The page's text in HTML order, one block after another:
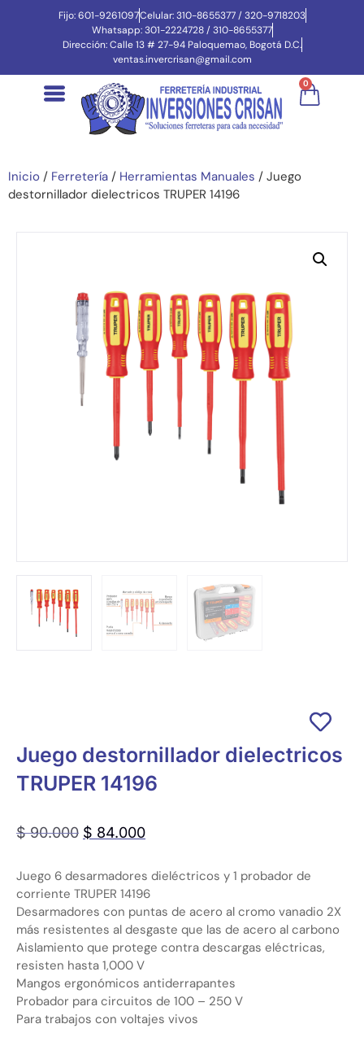
Fijo: 601-9261097Celular: 310-8655377 / 320-9718203
Whatsapp: 301-2224728 / 310-8655377
Dirección: Calle 13 # 27-94 Paloquemao, Bogotá D.C.
ventas.invercrisan@gmail.com
0
Inicio / Ferretería / Herramientas Manuales / Juego
destornillador dielectricos TRUPER 14196
Juego destornillador dielectricos
TRUPER 14196
$90.000 $ 84.000
Juego 6 desarmadores dieléctricos y 1 probador de
corriente TRUPER 14196
Desarmadores con puntas de acero al cromo vanadio 2X
más resistentes al desgaste que las de acero al carbono
Aislamiento que protege contra descargas eléctricas,
resisten hasta 1,000 V
Mangos ergonómicos antiderrapantes
Probador para circuitos de 100 – 250 V
Para trabajos con voltajes vivos